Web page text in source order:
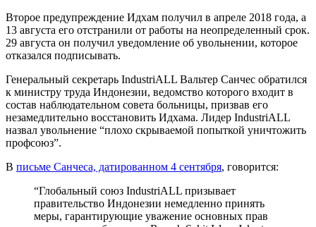
Второе предупреждение Идхам получил в апреле 2018 года, а
13 августа его отстранили от работы на неопределенный срок.
29 августа он получил уведомление об увольнении, которое
отказался подписывать.
Генеральный секретарь IndustriALL Вальтер Санчес обратился
к министру труда Индонезии, ведомство которого входит в
состав наблюдательном совета больницы, призвав его
незамедлительно восстановить Идхама. Лидер IndustriALL
назвал увольнение “плохо скрываемой попыткой уничтожить
профсоюз”.
В письме Санчеса, датированном 4 сентября, говорится:
“Глобальный союз IndustriALL призывает
правительство Индонезии немедленно принять
меры, гарантирующие уважение основных прав